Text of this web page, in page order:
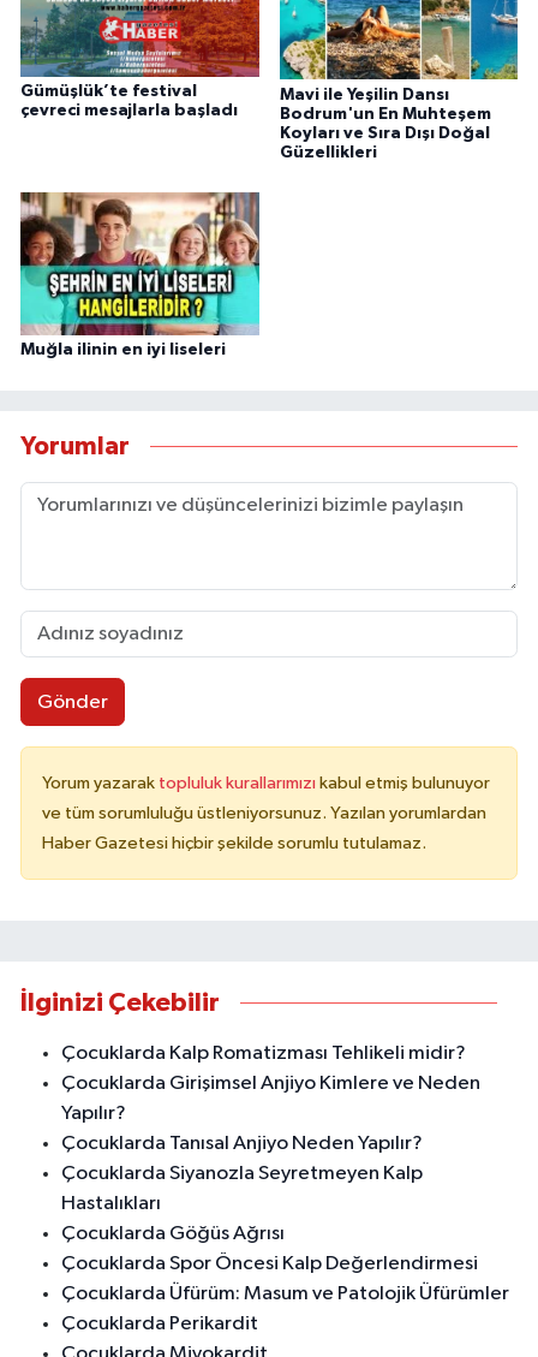
Gümüşlük’te festival
çevreci mesajlarla başladı
Mavi ile Yeşilin Dansı
Bodrum'un En Muhteşem
Koyları ve Sıra Dışı Doğal
Güzellikleri
Muğla ilinin en iyi liseleri
Yorumlar
Gönder
Yorum yazarak topluluk kurallarımızı kabul etmiş bulunuyor
ve tüm sorumluluğu üstleniyorsunuz. Yazılan yorumlardan
Haber Gazetesi hiçbir şekilde sorumlu tutulamaz.
İlginizi Çekebilir
Çocuklarda Kalp Romatizması Tehlikeli midir?
Çocuklarda Girişimsel Anjiyo Kimlere ve Neden
Yapılır?
Çocuklarda Tanısal Anjiyo Neden Yapılır?
Çocuklarda Siyanozla Seyretmeyen Kalp
Hastalıkları
Çocuklarda Göğüs Ağrısı
Çocuklarda Spor Öncesi Kalp Değerlendirmesi
Çocuklarda Üfürüm: Masum ve Patolojik Üfürümler
Çocuklarda Perikardit